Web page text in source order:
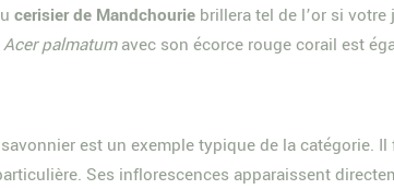
cerisier de Mandchourie brillera tel de l’or si
Acer palmatumavec son écorce rouge corail est
est un exemple typique de la catégorie.
Ses inflorescences apparaissent